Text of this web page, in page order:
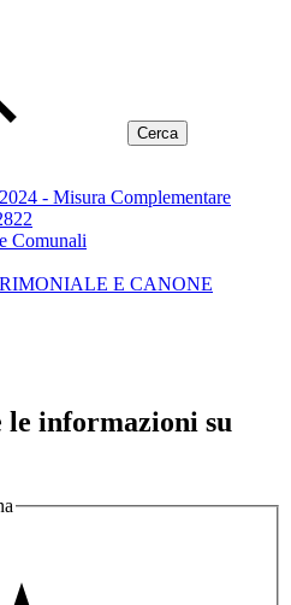
- Misura Complementare
Comunali
E CANONE
le informazioni su